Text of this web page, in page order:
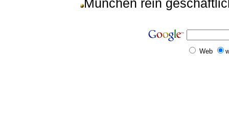
München rein
Web